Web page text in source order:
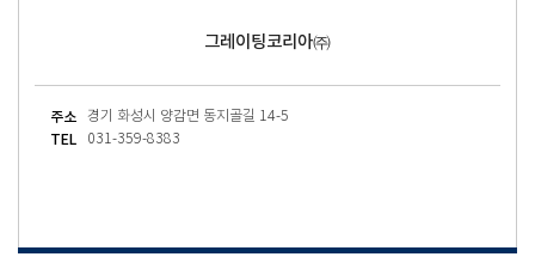
그레이팅코리아㈜
주소 경기 화성시 양감면 동지골길 14-5
TEL 031-359-8383